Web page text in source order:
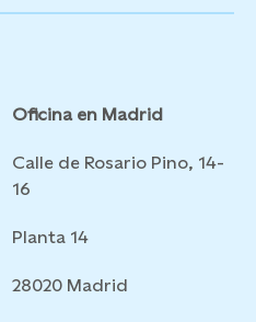
Oficina en Madrid
Calle de Rosario Pino, 14-
16
Planta 14
28020 Madrid